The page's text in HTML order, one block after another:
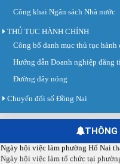
Công khai Ngân sách Nhà nước
THỦ TỤC HÀNH CHÍNH
Công bố danh mục thủ tục hành
Hướng dẫn Doanh nghiệp đăng
Đường dây nóng
Chuyển đổi số Đồng Nai
THÔNG
Sàn giao dịch việc làm lần thứ 08
chức Sàn giao dịch việc làm lần thứ
Báo cáo số 141/BC-TTDVVL của
Đồng...
Báo cáo kết quả tổ chức Sàn giao
Ngày hội việc làm phường Hố Nai
Ngày hội việc làm tổ chức tại
Nai tháng 8 năm 2026.